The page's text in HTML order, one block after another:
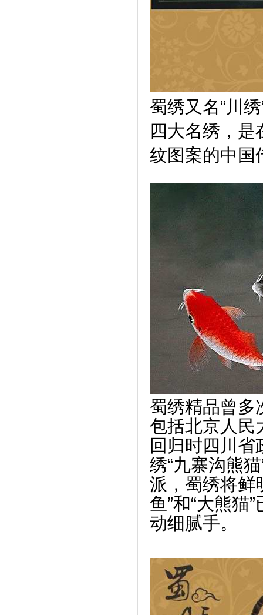
蜀绣又名“川
四大名绣，是
纹图案的中国
蜀绣精品曾多
包括北京人民
回归时四川省
绣“九寨沟熊
派，蜀绣将鲜
鱼”和“大熊猫
动细腻手。